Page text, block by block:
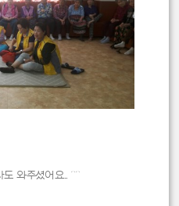
도 와주셨어요.. ^^